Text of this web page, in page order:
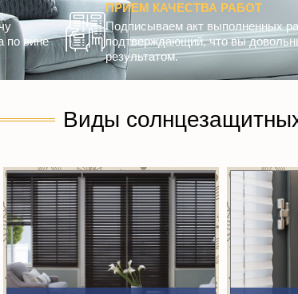
по вине
ПРИЕМ КАЧЕСТВА РАБОТ
Подписываем акт выполненных
подтверждающий, что вы
результатом.
Виды